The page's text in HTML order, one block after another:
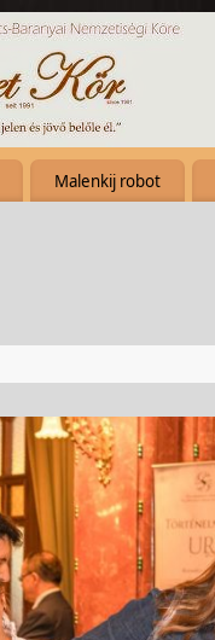
Malenkij robot